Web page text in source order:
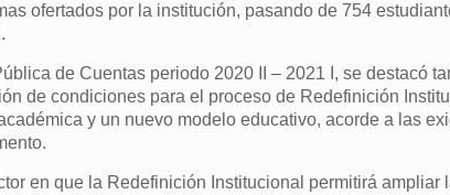
ofertados por la institución, pasando de 754
de Cuentas periodo 2020 II – 2021 I, se destacó
de condiciones para el proceso de Redefinición
y un nuevo modelo educativo, acorde a las
en que la Redefinición Institucional permitirá